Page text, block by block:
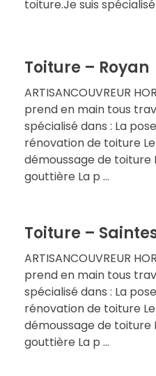
toiture.Je suis
Toiture – Royan
ARTISANCOUVREUR
prend en main tous
spécialisé dans : La
rénovation de toiture
démoussage de toiture
gouttière La p ...
Toiture –
ARTISANCOUVREUR
prend en main tous
spécialisé dans : La
rénovation de toiture
démoussage de toiture
gouttière La p ...